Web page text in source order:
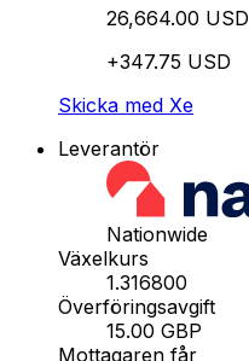
26,664.00 USD
+347.75 USD
Skicka med Xe
Leverantör
Nationwide
Växelkurs
1.316800
Överföringsavgift
15.00 GBP
Mottagaren får